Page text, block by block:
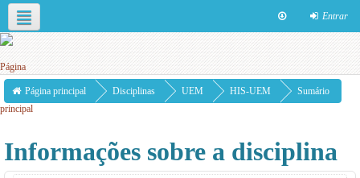
Entrar
Página principal Disciplinas UEM HIS-UEM Sumário
Informações sobre a disciplina